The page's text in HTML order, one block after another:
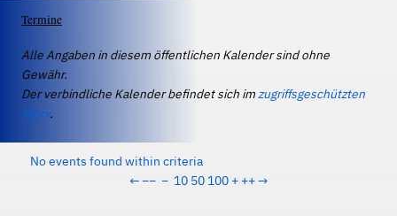
Termine
Alle Angaben in diesem öffentlichen Kalender sind ohne
Gewähr.
Der verbindliche Kalender befindet sich imzugriffsgeschützten
IServ.
No events found within criteria
← −− − 10 50 100 + ++→